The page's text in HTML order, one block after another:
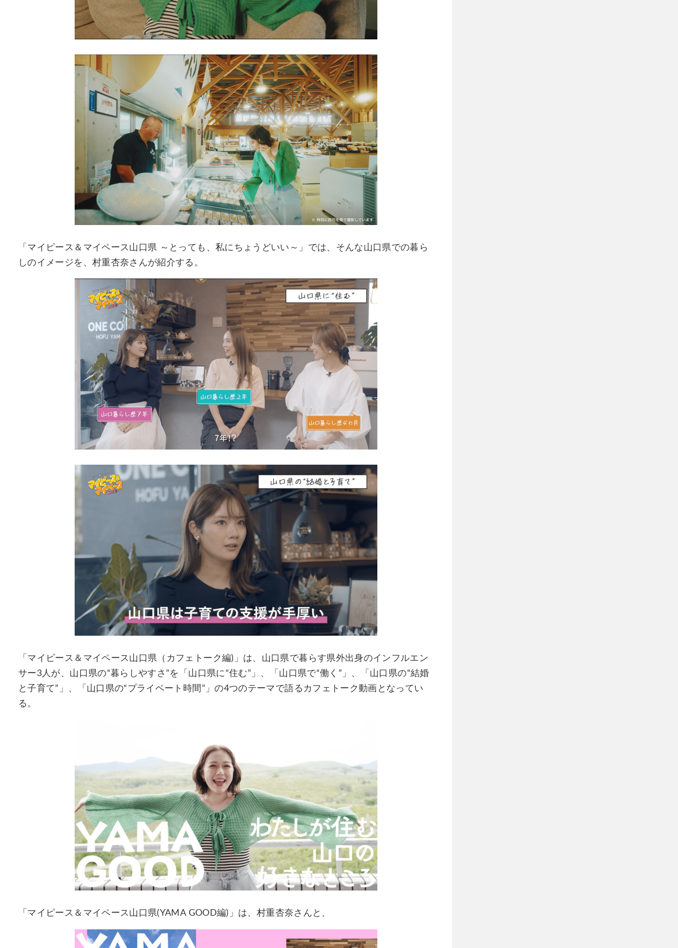
「マイピース＆マイペース山口県 ～とっても、私にちょうどいい～」では、そんな山口県での暮ら
しのイメージを、村重杏奈さんが紹介する。
「マイピース＆マイペース山口県（カフェトーク編)」は、山口県で暮らす県外出身のインフルエン
サー3人が、山口県の“暮らしやすさ”を「山口県に“住む”」、「山口県で“働く”」、「山口県の“結婚
と子育て”」、「山口県の“プライベート時間”」の4つのテーマで語るカフェトーク動画となってい
る。
「マイピース＆マイペース山口県(YAMA GOOD編)」は、村重杏奈さんと、